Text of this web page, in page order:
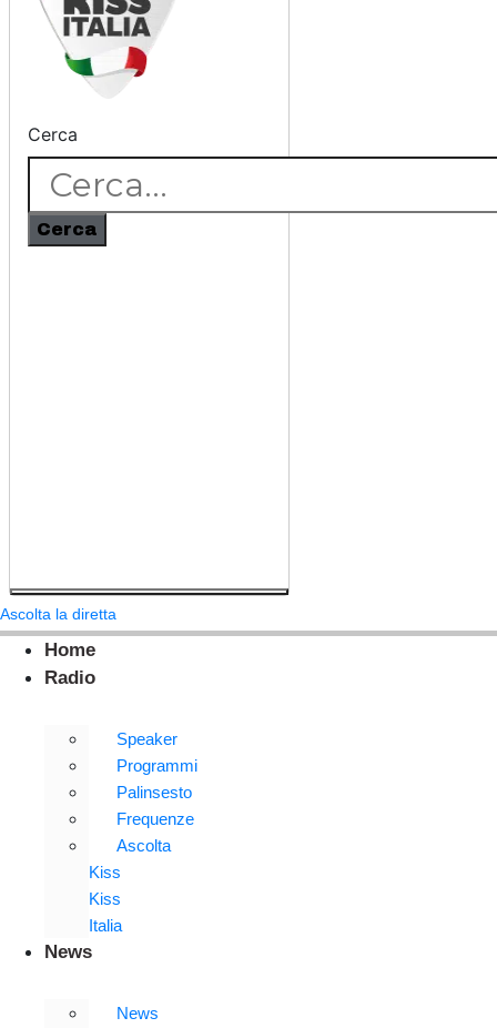
Cerca
Cerca
Ascolta la diretta
Home
Radio
Speaker
Programmi
Palinsesto
Frequenze
Ascolta
Kiss
Kiss
Italia
News
News